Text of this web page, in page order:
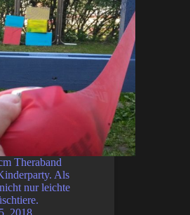
Theraband
Als
nur leichte